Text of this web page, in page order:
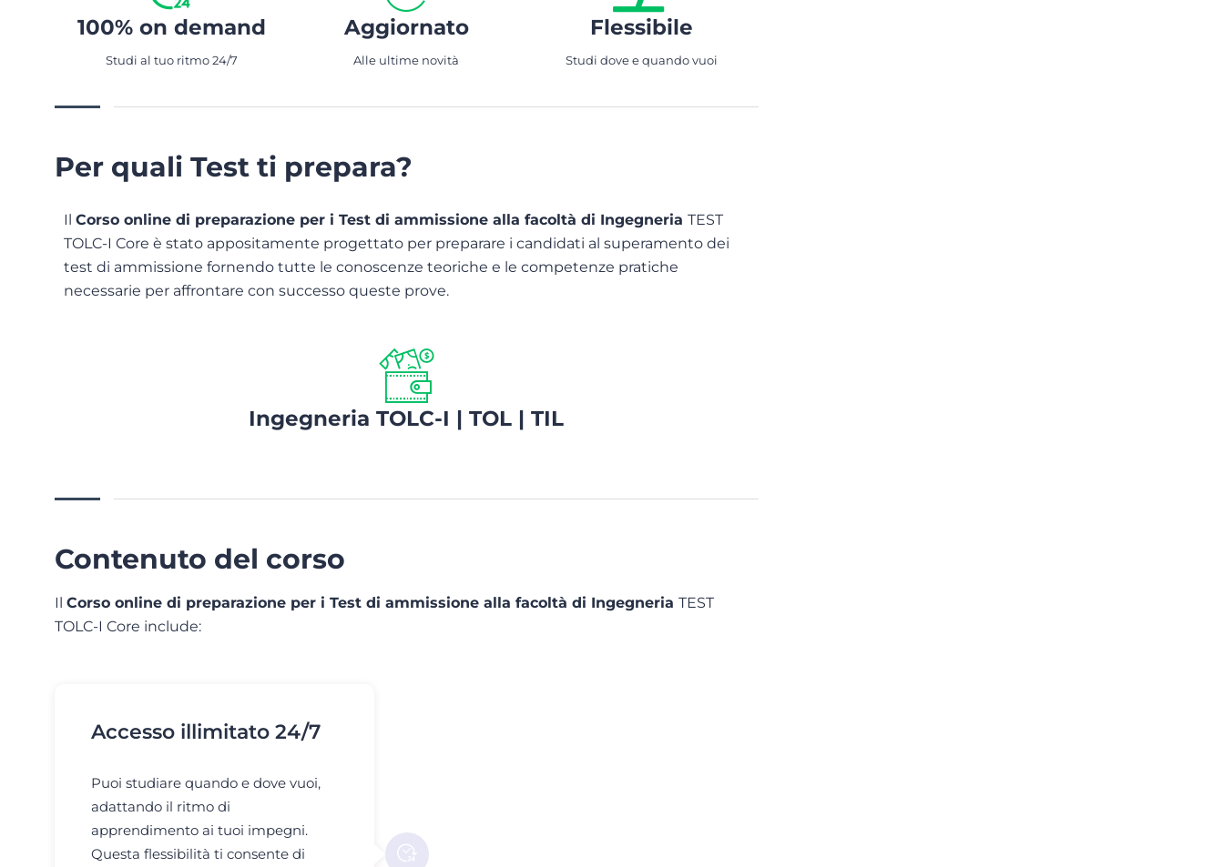
100% on demand
Studi al tuo ritmo 24/7
Aggiornato
Alle ultime novità
Flessibile
Studi dove e quando vuoi
Per quali Test ti prepara?
Il Corso online di preparazione per i Test di ammissione alla facoltà di Ingegneria TEST
TOLC-I Core è stato appositamente progettato per preparare i candidati al superamento dei
test di ammissione fornendo tutte le conoscenze teoriche e le competenze pratiche
necessarie per affrontare con successo queste prove.
Ingegneria TOLC-I | TOL | TIL
Contenuto del corso
Il Corso online di preparazione per i Test di ammissione alla facoltà di Ingegneria TEST
TOLC-I Core include:
Accesso illimitato 24/7
Puoi studiare quando e dove vuoi,
adattando il ritmo di
apprendimento ai tuoi impegni.
Questa flessibilità ti consente di